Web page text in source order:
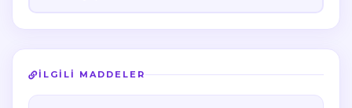
İLGILI MADDELER